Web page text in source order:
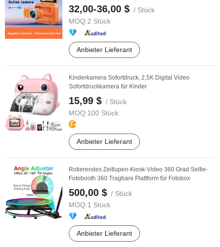
32,00-36,00 $ / Stück
MOQ:2 Stück
Anbieter Lieferant
Kinderkamera Sofortdruck, 2,5K Digital Video
Sofortdruckkamera für Kinder
15,99 $ / Stück
MOQ:100 Stück
Anbieter Lieferant
Rotierendes Zeitlupen-Kiosk-Video 360 Grad Selfie-
Fotobooth 360 Tragbare Plattform für Fotobox
500,00 $ / Stück
MOQ:1 Stück
Anbieter Lieferant